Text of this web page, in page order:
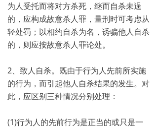
为人受托而将对方杀死，继而自杀未逞
的，应构成故意杀人罪，量刑时可考虑从
轻处罚；以相约自杀为名，诱骗他人自杀
的，则应按故意杀人罪论处。
2、致人自杀。既由于行为人先前所实施
的行为，而引起他人自杀结果的发生。对
此，应区别三种情况分别处理：
(1)行为人的先前行为是正当的或只是一